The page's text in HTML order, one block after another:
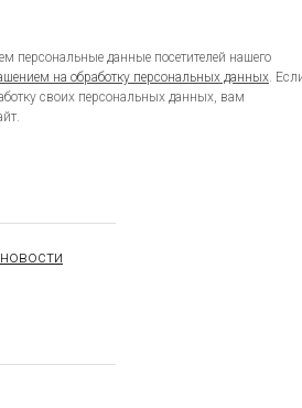
персональные данные посетителей нашего
на обработку персональных данных.
своих персональных данных, вам